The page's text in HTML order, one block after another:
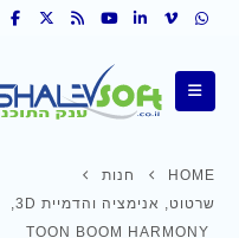
HOME
חנות
שרטוט, אנימציה והדמיית 3D
,
TOON BOOM HARMONY